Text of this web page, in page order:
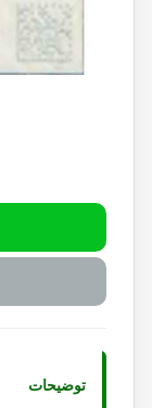
توضیحات